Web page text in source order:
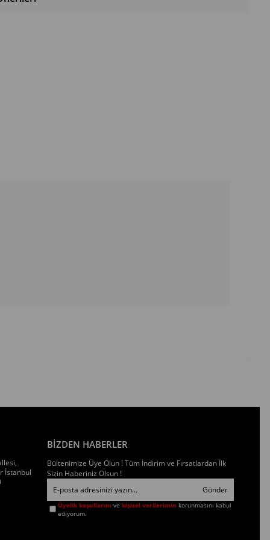
İstanbul
BİZDEN HABERLER
Bültenimize Üye Olun ! Tüm İndirim ve Fırsatlardan İlk
Sizin Haberiniz Olsun !
Gönder
Üyelik koşullarınıve kişisel verilerimin korunmasını kabul
ediyorum.